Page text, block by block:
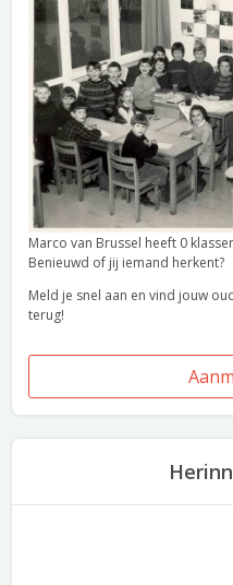
Marco van Brussel heeft 0
Benieuwd of jij iemand herkent?
Meld je snel aan en vind jouw
terug!